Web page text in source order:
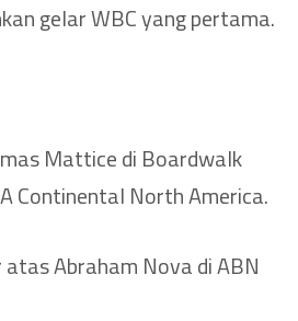
gelar WBC yang pertama.
Mattice di Boardwalk
Continental North America.
Abraham Nova di ABN